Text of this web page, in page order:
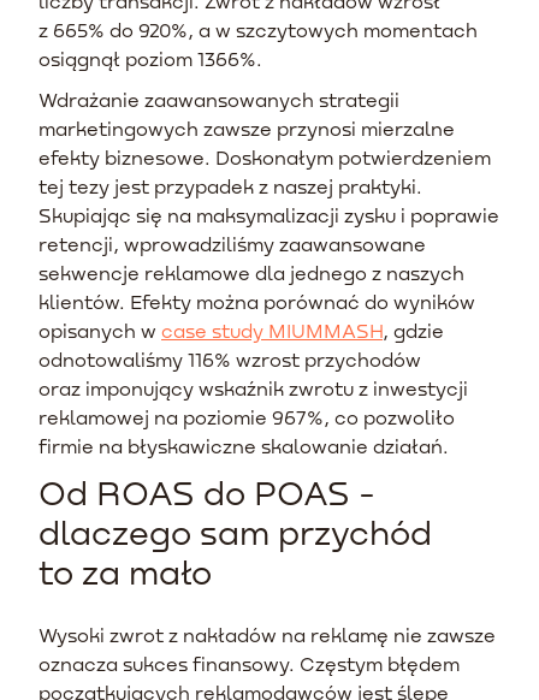
z 665% do 920%, a w szczytowych momentach
osiągnął poziom 1366%.
Wdrażanie zaawansowanych strategii
marketingowych zawsze przynosi mierzalne
efekty biznesowe. Doskonałym potwierdzeniem
tej tezy jest przypadek z naszej praktyki.
Skupiając się na maksymalizacji zysku i poprawie
retencji, wprowadziliśmy zaawansowane
sekwencje reklamowe dla jednego z naszych
klientów. Efekty można porównać do wyników
opisanych w case study MIUMMASH, gdzie
odnotowaliśmy 116% wzrost przychodów
oraz imponujący wskaźnik zwrotu z inwestycji
reklamowej na poziomie 967%, co pozwoliło
firmie na błyskawiczne skalowanie działań.
Od ROAS do POAS -
dlaczego sam przychód
to za mało
Wysoki zwrot z nakładów na reklamę nie zawsze
oznacza sukces finansowy. Częstym błędem
początkujących reklamodawców jest ślepe